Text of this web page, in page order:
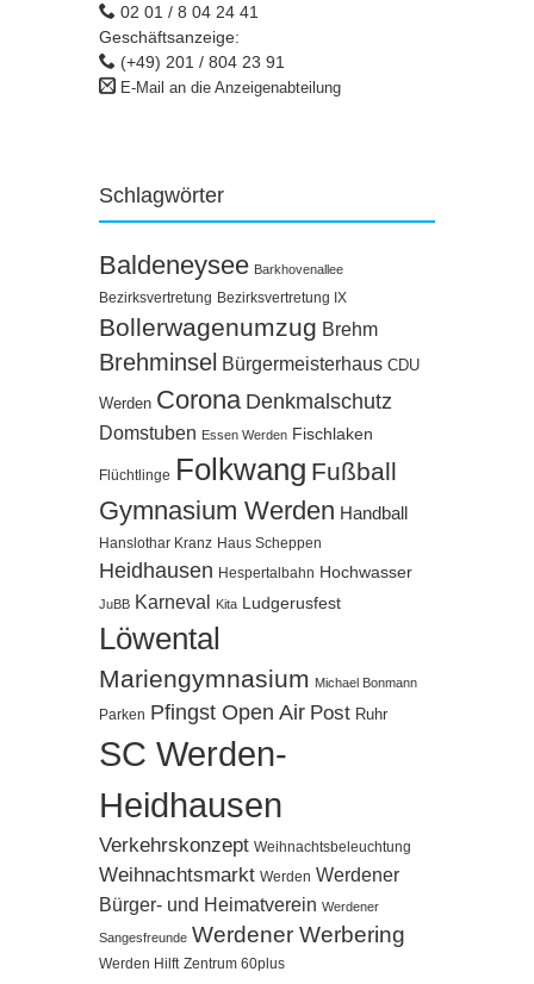
02 01 / 8 04 24 41
Geschäftsanzeige:
(+49) 201 / 804 23 91
E-Mail an die Anzeigenabteilung
Schlagwörter
Baldeneysee Barkhovenallee
Bezirksvertretung Bezirksvertretung IX
Bollerwagenumzug Brehm
Brehminsel Bürgermeisterhaus CDU
Werden Corona Denkmalschutz
Domstuben Essen Werden Fischlaken
Flüchtlinge Folkwang Fußball
Gymnasium Werden Handball
Hanslothar Kranz Haus Scheppen
Heidhausen Hespertalbahn Hochwasser
JuBB Karneval Kita Ludgerusfest
Löwental
Mariengymnasium Michael Bonmann
Parken Pfingst Open Air Post Ruhr
SC Werden-
Heidhausen
Verkehrskonzept Weihnachtsbeleuchtung
Weihnachtsmarkt Werden Werdener
Bürger- und Heimatverein Werdener
Sangesfreunde Werdener Werbering
Werden Hilft Zentrum 60plus